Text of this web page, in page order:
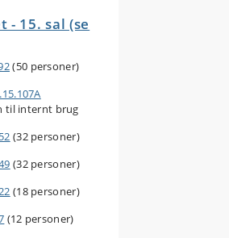
- 15. sal (se
(50 personer)
til internt brug
(32 personer)
(32 personer)
(18 personer)
(12 personer)